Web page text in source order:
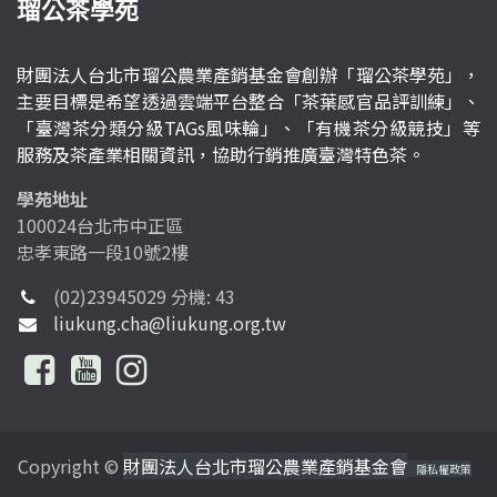
瑠公茶學苑
財團法人台北市瑠公農業產銷基金會創辦「瑠公茶學苑」，
主要目標是希望透過雲端平台整合「茶葉感官品評訓練」、
「臺灣茶分類分級TAGs風味輪」、「有機茶分級競技」等
服務及茶產業相關資訊，協助行銷推廣臺灣特色茶。
學苑地址
100024台北市中正區
忠孝東路一段10號2樓
(02)23945029 分機: 43
liukung.cha@liukung.org.tw
Copyright © 財團法人台北市瑠公農業產銷基金會 隱私權政策